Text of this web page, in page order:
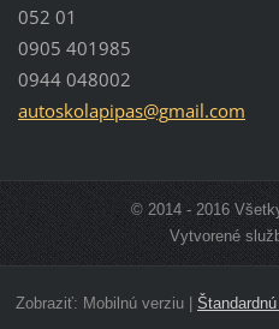
052 01
0905 401985
0944 048002
autoskolapipas@gmail.com
© 2014 - 2016
Vytvorené
Zobraziť: Mobilnú verziu|